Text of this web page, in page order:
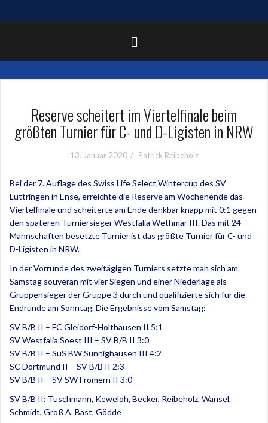
Reserve scheitert im Viertelfinale beim
größten Turnier für C- und D-Ligisten in NRW
13. Januar 2020 Patrick Reibeholz
Bei der 7. Auflage des Swiss Life Select Wintercup des SV
Lüttringen in Ense, erreichte die Reserve am Wochenende das
Viertelfinale und scheiterte am Ende denkbar knapp mit 0:1 gegen
den späteren Turniersieger Westfalia Wethmar III. Das mit 24
Mannschaften besetzte Turnier ist das größte Turnier für C- und
D-Ligisten in NRW.
In der Vorrunde des zweitägigen Turniers setzte man sich am
Samstag souverän mit vier Siegen und einer Niederlage als
Gruppensieger der Gruppe 3 durch und qualifizierte sich für die
Endrunde am Sonntag. Die Ergebnisse vom Samstag:
SV B/B II – FC Gleidorf-Holthausen II 5:1
SV Westfalia Soest III – SV B/B II 3:0
SV B/B II – SuS BW Sünnighausen III 4:2
SC Dortmund II – SV B/B II 2:3
SV B/B II – SV SW Frömern II 3:0
SV B/B II: Tuschmann, Keweloh, Becker, Reibeholz, Wansel,
Schmidt, Groß A. Bast, Gödde